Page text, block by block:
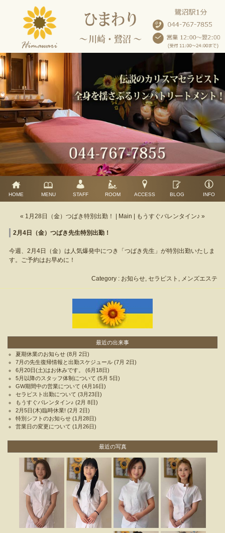
HOME MENU STAFF ROOM ACCESS BLOG INFO
« 1月28日（金）つばき特別出勤！ Main もうすぐバレンタイン♪ »
2月4日（金）つばき先生特別出勤！
今週、2月4日（金）は人気爆発中につき「つばき先生」が特別出勤いたしま
す。ご予約はお早めに！
Category : お知らせ, セラピスト , メンズエステ
最近の出来事
夏期休業のお知らせ (8月 2日)
7月の先生復帰情報と出勤スケジュール (7月 2日)
6月20日(土)はお休みです。
(6月18日)
5月以降のスタッフ体制について (5月 5日)
GW期間中の営業について (4月16日)
セラピスト出勤について (3月23日)
もうすぐバレンタイン♪ (2月 8日)
2月5日(木)臨時休業! (2月 2日)
特別シフトのお知らせ (1月28日)
営業日の変更について (1月26日)
最近の写真